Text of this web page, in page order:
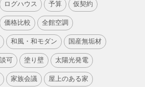
ログハウス 予算 仮契約
価格比較 全館空調
和風・和モダン 国産無垢材
可 塗り壁 太陽光発電
家族会議 屋上のある家